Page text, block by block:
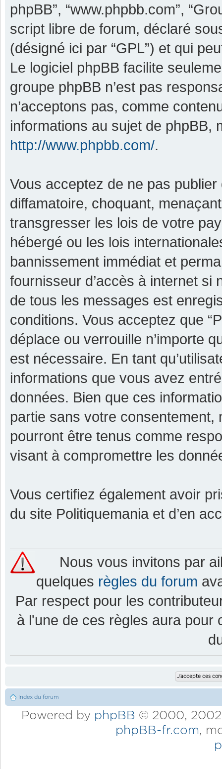
phpBB”, “www.phpbb.com”,
script libre de forum, déclaré
(désigné ici par “GPL”) et qui
Le logiciel phpBB facilite
groupe phpBB n’est pas
n’acceptons pas, comme
informations au sujet de phpBB,
http://www.phpbb.com/.
Vous acceptez de ne pas
diffamatoire, choquant,
transgresser les lois de votre
hébergé ou les lois
bannissement immédiat et
fournisseur d’accès à internet si
de tous les messages est
conditions. Vous acceptez que
déplace ou verrouille n’importe
est nécessaire. En tant
informations que vous avez
données. Bien que ces
partie sans votre consentement,
pourront être tenus comme
visant à compromettre les
Vous certifiez également avoir
du site Politiquemania et d’en
Nous vous invitons par
quelques règles du forum
Par respect pour les
à l'une de ces règles aura pour
Index du forum
Powered by phpBB © 2000,
phpBB-fr.com,